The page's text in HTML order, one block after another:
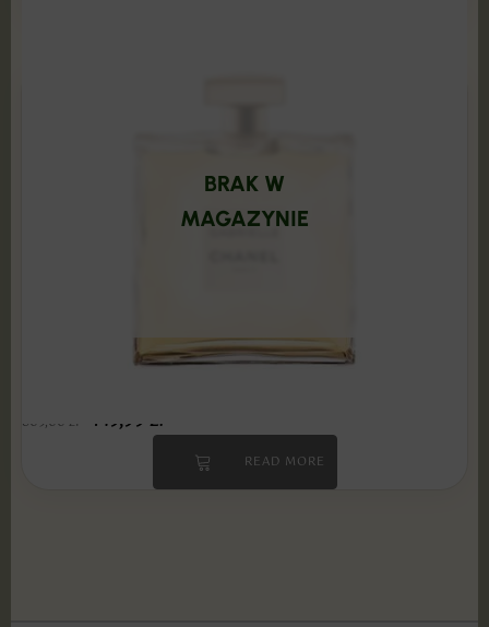
BRAK W
MAGAZYNIE
Chanel - Gabrielle 100 ml Edp PRODUKT
509,00 zł 149,99 zł
READ MORE